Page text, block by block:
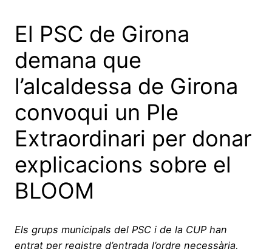
El PSC de Girona
demana que
l’alcaldessa de Girona
convoqui un Ple
Extraordinari per donar
explicacions sobre el
BLOOM
Els grups municipals del PSC i de la CUP han
entrat per registre d’entrada l’ordre necessària,